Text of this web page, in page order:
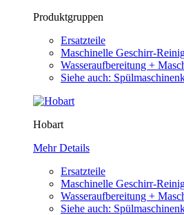
Produktgruppen
Ersatzteile
Maschinelle Geschirr-
Wasseraufbereitung +
Siehe auch:
Hobart
Mehr Details
Ersatzteile
Maschinelle Geschirr-
Wasseraufbereitung +
Siehe auch: